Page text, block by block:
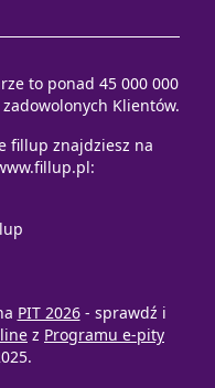
to ponad 45 000 000
Klientów.
fillup znajdziesz na
:
PIT 2026 - sprawdź i
z Programu e-pity